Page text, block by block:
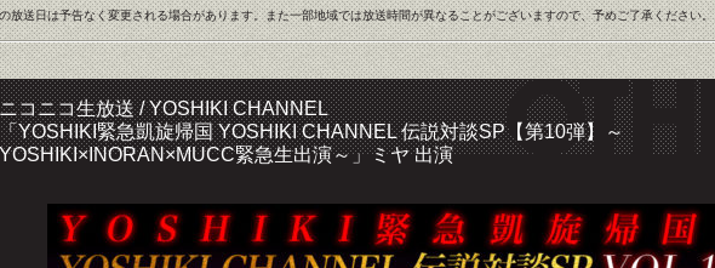
放送日は予告なく変更される場合があります。また一部地域では放送時間が異なることがございますので、予めご了承ください。
ニコニコ生放送 / YOSHIKI CHANNEL
「YOSHIKI緊急凱旋帰国 YOSHIKI CHANNEL 伝説対談SP【第10弾】～
YOSHIKI×INORAN×MUCC緊急生出演～」ミヤ 出演